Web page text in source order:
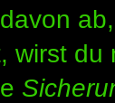
wirst du